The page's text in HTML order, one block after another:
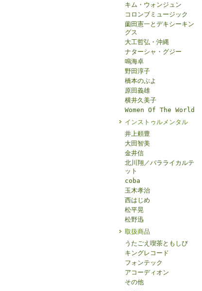
キム・ウォンジュン
コロンブミュージック
薗田憲一とデキシーキン
グス
大工哲弘・沖縄
ナターシャ・グジー
鳴海卓
野田淳子
橋本のぶよ
原田義雄
横井久美子
Women Of The World
インストゥルメンタル
井上頼豊
大田智美
金井信
北川翔／バラライカルテ
ット
coba
玉木孝治
西はじめ
松平晃
松野迅
取扱商品
うたごえ喫茶ともしび
キングレコード
フォンテック
アコーディオン
その他